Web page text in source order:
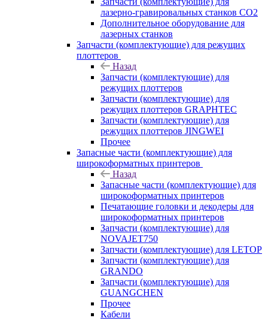
лазерно-гравировальных станков CO2
Дополнительное оборудование для
лазерных станков
Запчасти (комплектующие) для режущих
плоттеров
Назад
Запчасти (комплектующие) для
режущих плоттеров
Запчасти (комплектующие) для
режущих плоттеров GRAPHTEC
Запчасти (комплектующие) для
режущих плоттеров JINGWEI
Прочее
Запасные части (комплектующие) для
широкоформатных принтеров
Назад
Запасные части (комплектующие) для
широкоформатных принтеров
Печатающие головки и декодеры для
широкоформатных принтеров
Запчасти (комплектующие) для
NOVAJET750
Запчасти (комплектующие) для LETOP
Запчасти (комплектующие) для
GRANDO
Запчасти (комплектующие) для
GUANGCHEN
Прочее
Кабели